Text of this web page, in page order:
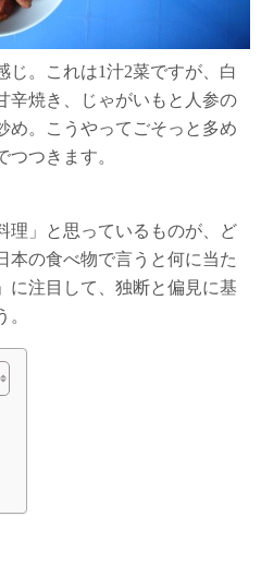
じ。これは1汁2菜ですが、白
辛焼き、じゃがいもと人参の
め。こうやってごそっと多め
つきます。
理」と思っているものが、ど
本の食べ物で言うと何に当た
に注目して、独断と偏見に基